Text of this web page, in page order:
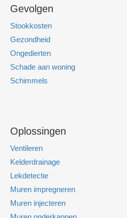
Gevolgen
Stookkosten
Gezondheid
Ongedierten
Schade aan woning
Schimmels
Oplossingen
Ventileren
Kelderdrainage
Lekdetectie
Muren impregneren
Muren injecteren